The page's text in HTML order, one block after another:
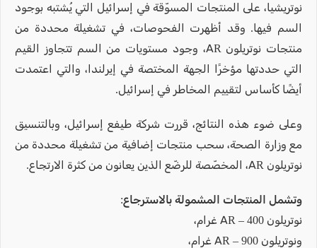
نوتريشيا، على المنتجات المسوّقة في إسرائيل التي يُشتبه بوجود
السم فيها. وقد أظهرت الفحوصات، في تشغيلة محددة من
منتجات نوتريلون AR، وجود مستويات من السم تتجاوز القيم
التي حددتها مؤخرًا الجهة المختصة في إيرلندا، والتي اعتمدت
أيضًا كأساس لتقييم المخاطر في إسرائيل.
وعلى ضوء هذه النتائج، قررت شركة طيفع إسرائيل، وبالتنسيق
مع وزارة الصحة، سحب منتجات إضافية من تشغيلة محددة من
نوتريلون AR، المخصّصة للرضّع الذين يعانون من كثرة الارتجاع.
وتشمل المنتجات المشمولة بالاسترجاع:
نوتريلون AR – 400 غرام،
ونوتريلون AR – 900 غرام،